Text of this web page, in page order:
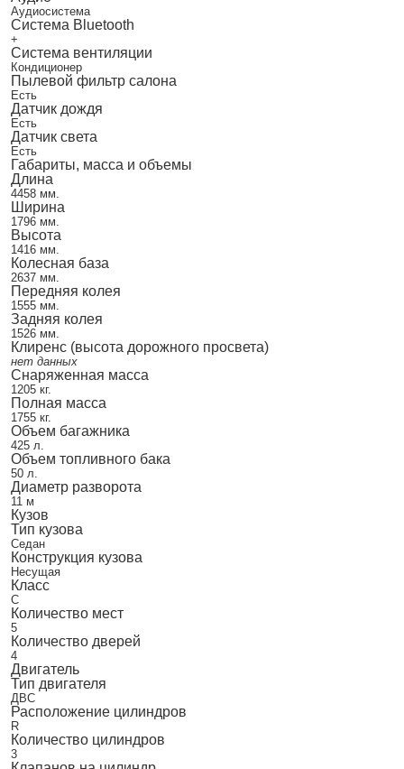
Аудиосистема
Система Bluetooth
+
Система вентиляции
Кондиционер
Пылевой фильтр салона
Есть
Датчик дождя
Есть
Датчик света
Есть
Габариты, масса и объемы
Длина
4458 мм.
Ширина
1796 мм.
Высота
1416 мм.
Колесная база
2637 мм.
Передняя колея
1555 мм.
Задняя колея
1526 мм.
Клиренс (высота дорожного просвета)
нет данных
Снаряженная масса
1205 кг.
Полная масса
1755 кг.
Объем багажника
425 л.
Объем топливного бака
50 л.
Диаметр разворота
11 м
Кузов
Тип кузова
Седан
Конструкция кузова
Несущая
Класс
C
Количество мест
5
Количество дверей
4
Двигатель
Тип двигателя
ДВС
Расположение цилиндров
R
Количество цилиндров
3